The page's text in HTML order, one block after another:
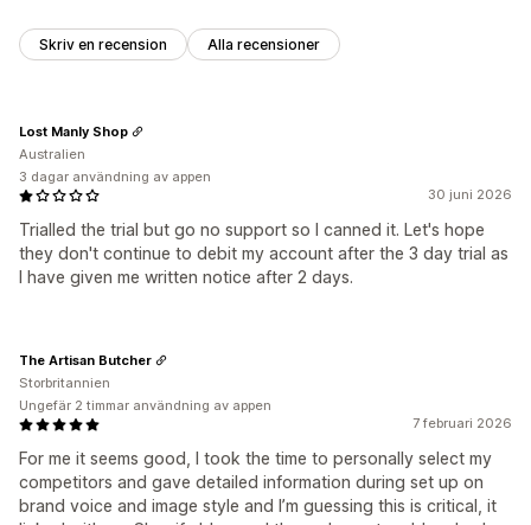
Skriv en recension Alla recensioner
30 juni 2026
Trialled the trial but go no support so I canned it. Let's hope
they don't continue to debit my account after the 3 day trial as
I have given me written notice after 2 days.
Lost Manly Shop
Australien
3 dagar användning av appen
7 februari 2026
For me it seems good, I took the time to personally select my
competitors and gave detailed information during set up on
brand voice and image style and I’m guessing this is critical, it
The Artisan Butcher
Storbritannien
Ungefär 2 timmar användning av appen